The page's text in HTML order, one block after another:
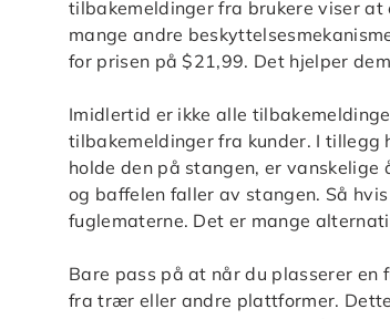
tilbakemeldinger fra brukere viser at
mange andre
for prisen på $21,99. Det hjelper
Imidlertid er ikke alle
tilbakemeldinger fra kunder. I tillegg
holde den på stangen, er vanskelige
og baffelen faller av stangen. Så
fuglematerne. Det er mange
Bare pass på at når du plasserer
fra trær eller andre plattformer.